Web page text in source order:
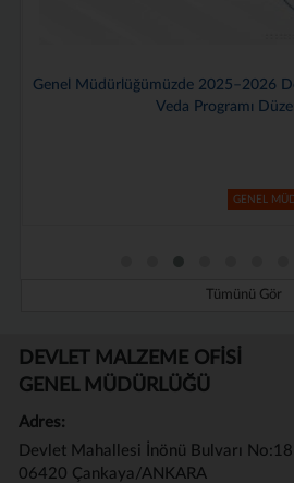
Genel Müdürlüğümüzde 2025–2026
Veda Programı
GENEL
Tümünü Gör
DEVLET MALZEME OFİSİ
GENEL MÜDÜRLÜĞÜ
Adres:
Devlet Mahallesi İnönü Bulvarı No:18
06420 Çankaya/ANKARA